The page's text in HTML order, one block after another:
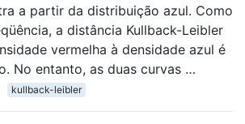
a partir da distribuição azul. Como
a distância Kullback-Leibler
vermelha à densidade azul é
No entanto, as duas curvas …
kullback-leibler